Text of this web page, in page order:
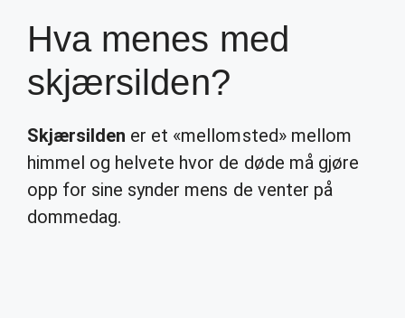
Hva menes med
skjærsilden?
Skjærsilden er et «mellomsted» mellom
himmel og helvete hvor de døde må gjøre
opp for sine synder mens de venter på
dommedag.